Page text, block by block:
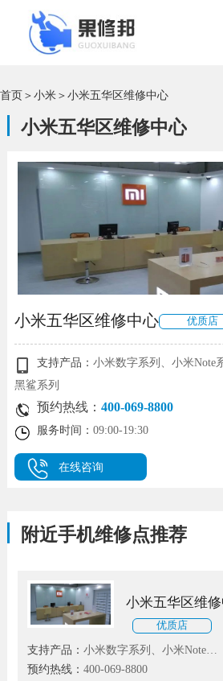
首页＞小米＞小米五华区维修中心
小米五华区维修中心
小米五华区维修中心 优质店
支持产品：小米数字系列、小米Note
黑鲨系列
预约热线：400-069-8800
服务时间：09:00-19:30
在线咨询
附近手机维修点推荐
小米五华区维
优质店
支持产品： 小米数字系列、小米Note系
列和小米MIX、红米、黑鲨系列
预约热线： 400-069-8800